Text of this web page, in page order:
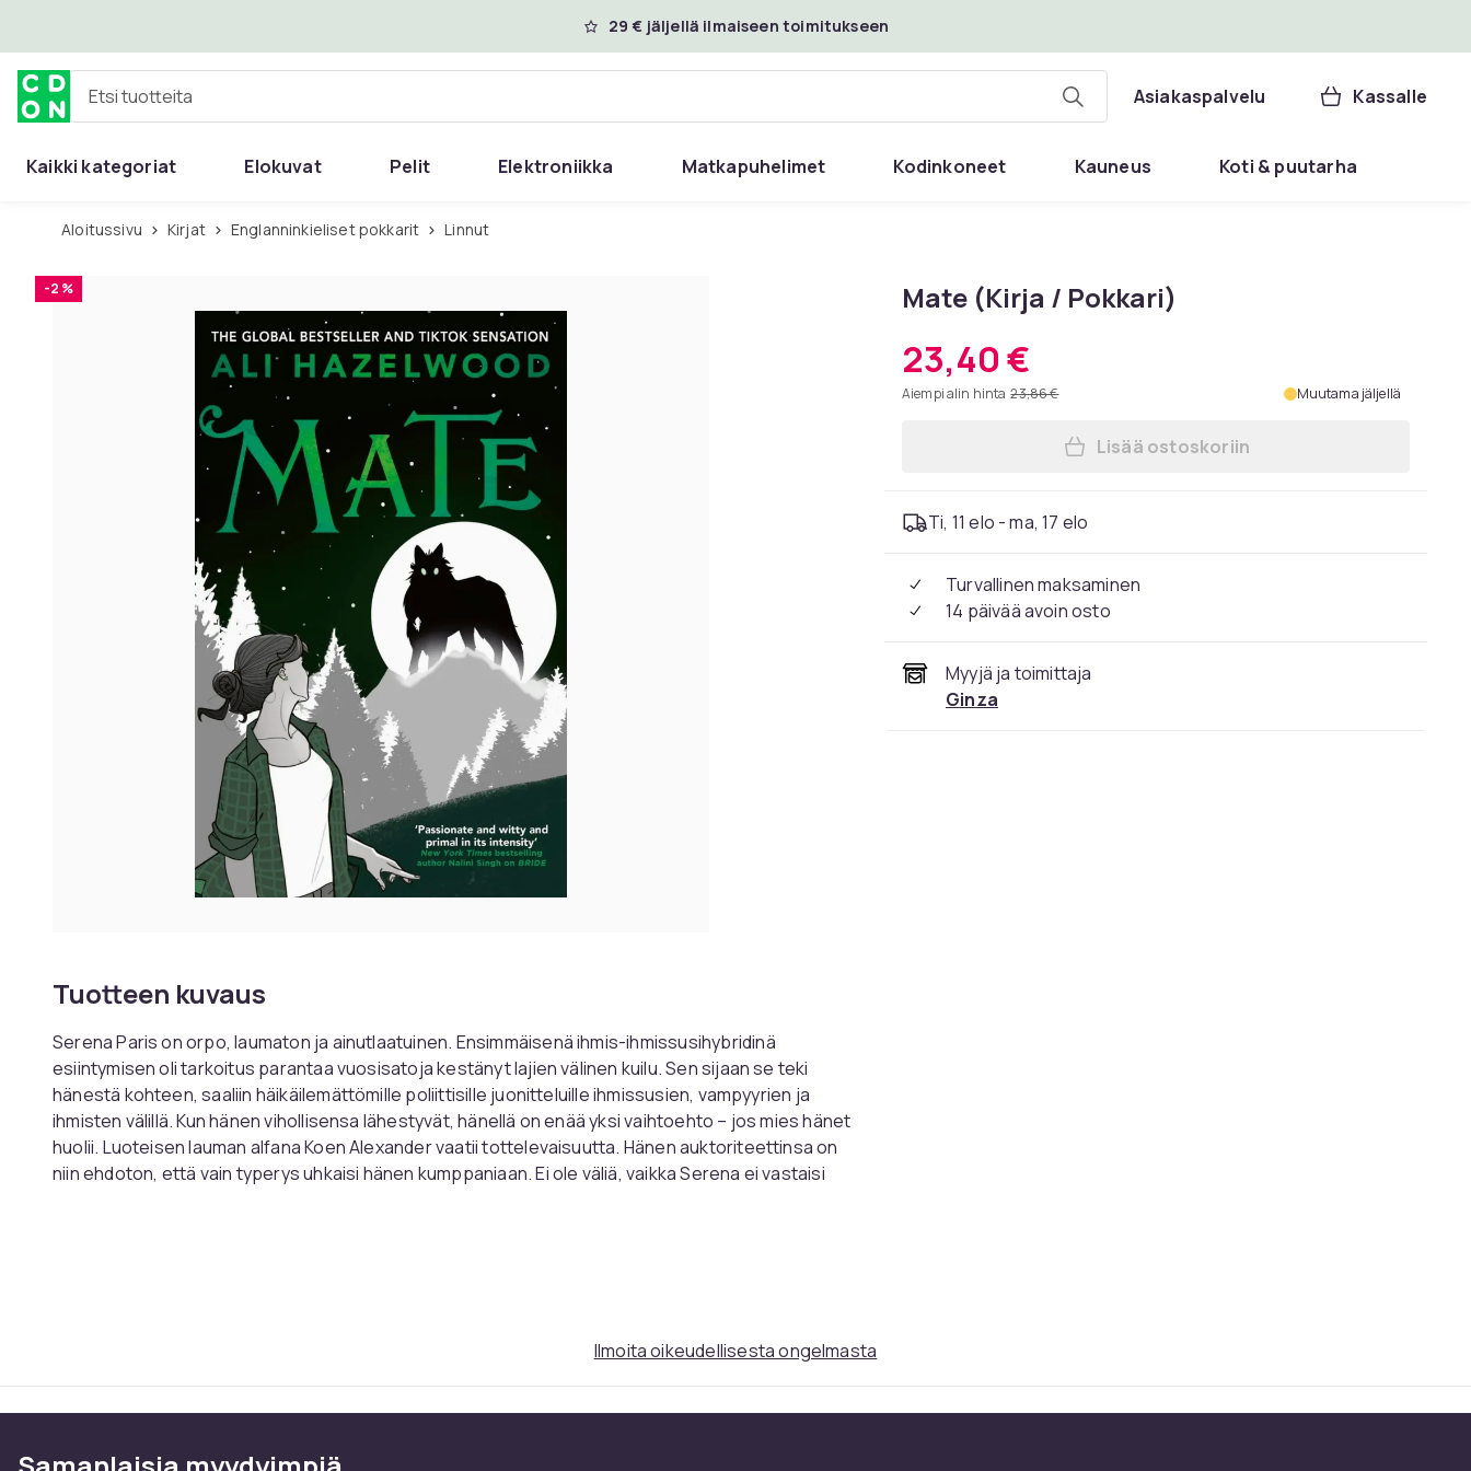
29 € jäljellä ilmaiseen toimitukseen
Etsi tuotteita Asiakaspalvelu Kassalle
Kaikki kategoriat Elokuvat Pelit Elektroniikka Matkapuhelimet Kodinkoneet Kauneus Koti & puutarha
Aloitussivu Kirjat Englanninkieliset pokkarit Linnut
-2 %
Tuotteen kuvaus
Serena Paris on orpo, laumaton ja ainutlaatuinen. Ensimmäisenä ihmis-ihmissusihybridinä
esiintymisen oli tarkoitus parantaa vuosisatoja kestänyt lajien välinen kuilu. Sen sijaan se teki
hänestä kohteen, saaliin häikäilemättömille poliittisille juonitteluille ihmissusien, vampyyrien ja
ihmisten välillä. Kun hänen vihollisensa lähestyvät, hänellä on enää yksi vaihtoehto – jos mies hänet
huolii. Luoteisen lauman alfana Koen Alexander vaatii tottelevaisuutta. Hänen auktoriteettinsa on
niin ehdoton, että vain typerys uhkaisi hänen kumppaniaan. Ei ole väliä, vaikka Serena ei vastaisi
Kirjailija: Ali Hazelwood
Kieli: Englanti
Mate (Kirja / Pokkari)
23,40 €
Aiempi alin hinta 23,86 € Muutama jäljellä
Lisää Mate (Kirja / Pokkari)
Lisää ostoskoriin
Ti, 11 elo - ma, 17 elo
Turvallinen maksaminen
14 päivää avoin osto
Myyjä ja toimittaja
Ginza
Ilmoita oikeudellisesta ongelmasta